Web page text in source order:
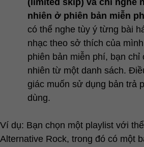
(limited skip) và chỉ nghe
nhiên ở phiên bản miễn
có thể nghe tùy ý từng bài
nhạc theo sở thích của
phiên bản miễn phí, bạn chỉ
nhiên từ một danh sách.
giác muốn sử dụng bản trả
dùng.
Ví dụ: Bạn chọn một playlist với
Alternative Rock, trong đó có một